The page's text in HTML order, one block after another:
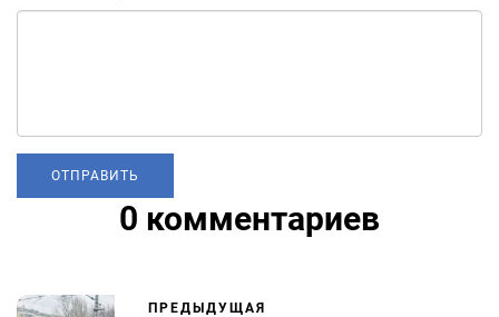
0 комментариев
ПРЕДЫДУЩАЯ